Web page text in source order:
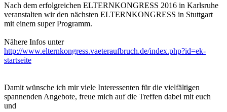
Nach dem erfolgreichen ELTERNKONGRESS 2016 in Karlsruhe
veranstalten wir den nächsten ELTERNKONGRESS in Stuttgart
mit einem super Programm.
Nähere Infos unter
http://www.elternkongress.vaeteraufbruch.de/index.php?id=ek-
startseite
Damit wünsche ich mir viele Interessenten für die vielfältigen
spannenden Angebote, freue mich auf die Treffen dabei mit euch
und